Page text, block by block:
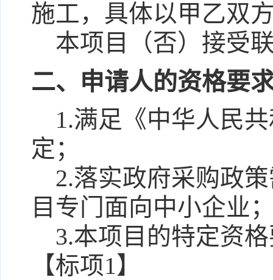
施工，具体以甲乙双
本项目（否）接受
二、申请人的资格要
1.满足《中华人民
定；
2.落实政府采购政
目专门面向中小企业
3.本项目的特定资
【标项1】